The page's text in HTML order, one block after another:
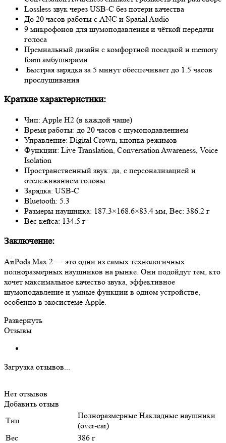
Lossless звук через USB-C без потери качества
До 20 часов работы с ANC и Spatial Audio
9 микрофонов для шумоподавления и чёткой передачи
голоса
Премиальный дизайн с комфортной посадкой и memory
foam амбушюрами
Быстрая зарядка за 5 минут обеспечивает до 1.5 часов
прослушивания
Краткие характеристики:
Чип: Apple H2 (в каждой чаше)
Время работы: до 20 часов с шумоподавлением
Управление: Digital Crown, кнопка режимов
Функции: Live Translation, Conversation Awareness, Voice
Isolation
Пространственный звук: да, с персонализацией и
отслеживанием головы
Зарядка: USB‑C
Bluetooth: 5.3
Размеры наушника: 187.3×168.6×83.4 мм, Вес: 386.2 г
Вес кейса: 134.5 г
Заключение:
AirPods Max 2 — это одни из самых технологичных
полноразмерных наушников на рынке. Они подойдут тем, кто
хочет максимальное качество звука, эффективное
шумоподавление и умные функции в одном устройстве,
особенно в экосистеме Apple.
Развернуть
Отзывы
Загрузка отзывов...
Нет отзывов
Добавить отзыв
Тип
Полноразмерные Накладные наушники
(over-ear)
Вес
386 г